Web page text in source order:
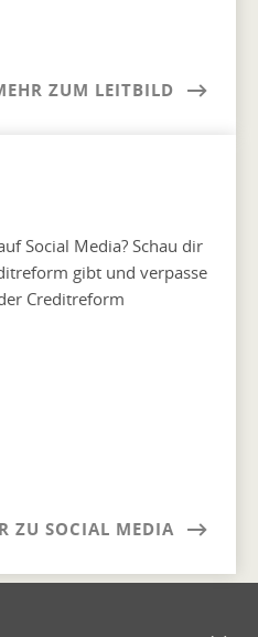
ZUM LEITBILD
Social Media? Schau dir
gibt und verpasse
Creditreform
ZU SOCIAL MEDIA